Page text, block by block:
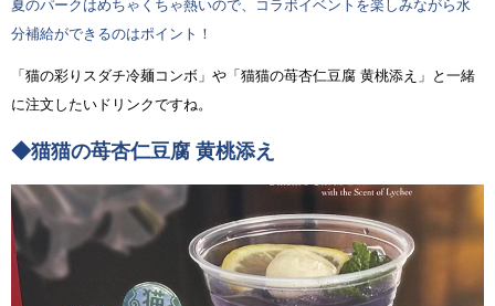
夏のパークはめちゃくちゃ熱いので、コラボイベントを楽しみながら水
分補給ができるのはポイント！
「猫の彩りスダチ冷麺コンボ」や「猫猫の苺杏仁豆腐 黄桃添え」と一緒
に注文したいドリンクですね。
◆猫猫の苺杏仁豆腐 黄桃添え